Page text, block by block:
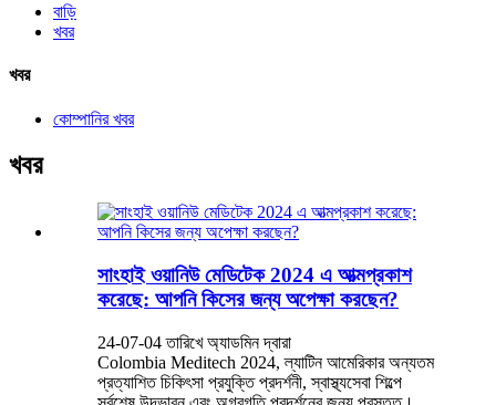
বাড়ি
খবর
খবর
কোম্পানির খবর
খবর
সাংহাই ওয়ানিউ মেডিটেক 2024 এ আত্মপ্রকাশ
করেছে: আপনি কিসের জন্য অপেক্ষা করছেন?
24-07-04 তারিখে অ্যাডমিন দ্বারা
Colombia Meditech 2024, ল্যাটিন আমেরিকার অন্যতম
প্রত্যাশিত চিকিৎসা প্রযুক্তি প্রদর্শনী, স্বাস্থ্যসেবা শিল্পে